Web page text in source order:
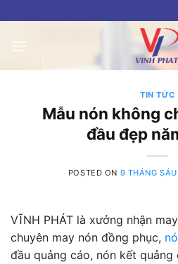
to
content
TIN TỨC
Mẫu nón không
đầu đẹp
POSTED ON 9 THÁNG
VĨNH PHÁT là xưởng nhận
chuyên may nón đồng phục,
đầu quảng cáo, nón kết